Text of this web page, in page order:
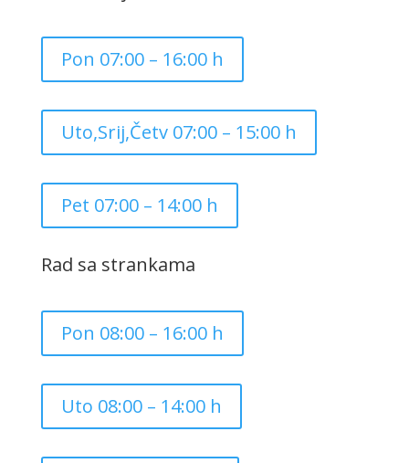
Pon 07:00 – 16:00 h
Uto,Srij,Četv 07:00 – 15:00 h
Pet 07:00 – 14:00 h
Rad sa strankama
Pon 08:00 – 16:00 h
Uto 08:00 – 14:00 h